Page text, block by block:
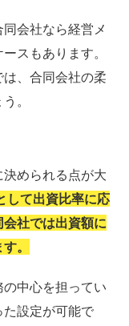
会社なら経営メ
スもあります。
、合同会社の柔
。
められる点が大
して出資比率に応
社では出資額に
。
中心を担ってい
設定が可能で